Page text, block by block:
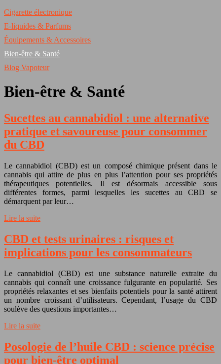
Cigarette électronique
E-liquides & Parfums
Équipements & Accessoires
Bien-être & Santé
Blog Vapoteur
Bien-être & Santé
Sucettes au cannabidiol : une alternative
pratique et savoureuse pour consommer
du CBD
Le cannabidiol (CBD) est un composé chimique présent dans le
cannabis qui attire de plus en plus l’attention pour ses propriétés
thérapeutiques potentielles. Il est désormais accessible sous
différentes formes, parmi lesquelles les sucettes au CBD se
démarquent par leur…
Lire la suite
CBD et tests urinaires : risques et
implications pour les consommateurs
Le cannabidiol (CBD) est une substance naturelle extraite du
cannabis qui connaît une croissance fulgurante en popularité. Ses
propriétés relaxantes et ses bienfaits potentiels pour la santé attirent
un nombre croissant d’utilisateurs. Cependant, l’usage du CBD
soulève des questions importantes…
Lire la suite
Posologie de l’huile CBD : science précise
pour bien-être optimal